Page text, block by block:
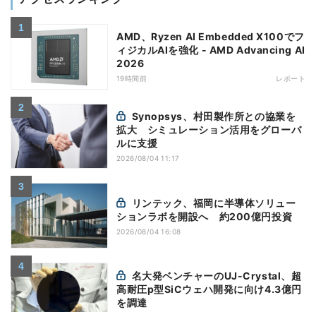
AMD、Ryzen AI Embedded X100でフ
ィジカルAIを強化 - AMD Advancing AI
2026
19時間前 レポート
拡大 シミュレーション活用をグローバ
ルに支援
2026/08/04 11:17
ションラボを開設へ 約200億円投資
2026/08/04 16:08
高耐圧p型SiCウェハ開発に向け4.3億円
を調達